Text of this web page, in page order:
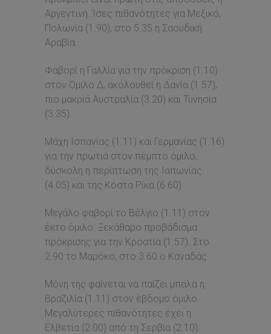
Αργεντινή. Ίσες πιθανότητες για Μεξικό,
Πολωνία (1.90), στο 5.35 η Σαουδική
Αραβία.
Φαβορί η Γαλλία για την πρόκριση (1.10)
στον Όμιλο Δ, ακολουθεί η Δανία (1.57),
πιο μακριά Αυστραλία (3.20) και Τυνησία
(3.35).
Μάχη Ισπανίας (1.11) και Γερμανίας (1.16)
για την πρωτιά στον πέμπτο όμιλο,
δύσκολη η περίπτωση της Ιαπωνίας
(4.05) και της Κόστα Ρίκα (6.60).
Μεγάλο φαβορί το Βέλγιο (1.11) στον
έκτο όμιλο. Ξεκάθαρο προβάδισμα
πρόκρισης για την Κροατία (1.57). Στο
2.90 το Μαρόκο, στο 3.60 ο Καναδάς.
Μόνη της φαίνεται να παίζει μπάλα η
Βραζιλία (1.11) στον έβδομο όμιλο.
Μεγαλύτερες πιθανότητες έχει η
Ελβετία (2.00) από τη Σερβία (2.10).